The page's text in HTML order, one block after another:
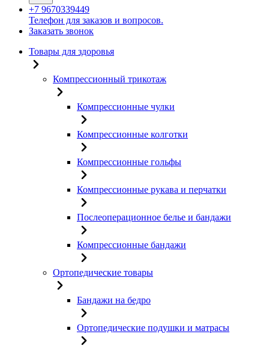
+7 9670339449
Телефон для заказов и вопросов.
Заказать звонок
Товары для здоровья
Компрессионный трикотаж
Компрессионные чулки
Компрессионные колготки
Компрессионные гольфы
Компрессионные рукава и перчатки
Послеоперационное белье и бандажи
Компрессионные бандажи
Ортопедические товары
Бандажи на бедро
Ортопедические подушки и матрасы